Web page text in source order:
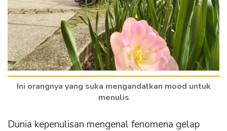
Ini orangnya yang suka mengandalkan mood untuk
menulis
Dunia kepenulisan mengenal fenomena gelap